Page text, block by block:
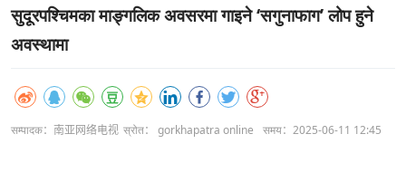
सुदूरपश्चिमका माङ्गलिक अवसरमा गाइने ‘सगुनाफाग’ लोप हुने
अवस्थामा
सम्पादक：南亚网络电视 स्रोत： gorkhapatra online समय：2025-06-11 12:45